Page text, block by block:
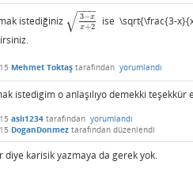
istediğiniz 3−x
x+2
−−
−
√
3− xx+2 ise \sqrt{\frac{3-
Mehmet Toktaş tarafından yorumlandı
istedigim o anlaşılıyo demekki teşekkür
aslı1234 tarafından yorumlandı
DoganDonmez tarafından düzenlendi
diye karisik yazmaya da gerek yok.